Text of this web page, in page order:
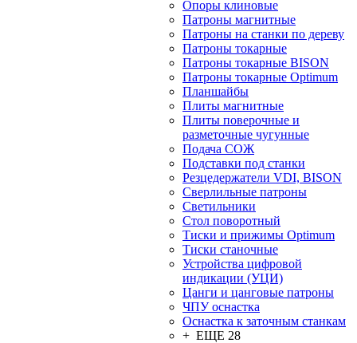
Опоры клиновые
Патроны магнитные
Патроны на станки по дереву
Патроны токарные
Патроны токарные BISON
Патроны токарные Optimum
Планшайбы
Плиты магнитные
Плиты поверочные и
разметочные чугунные
Подача СОЖ
Подставки под станки
Резцедержатели VDI, BISON
Сверлильные патроны
Светильники
Стол поворотный
Тиски и прижимы Optimum
Тиски станочные
Устройства цифровой
индикации (УЦИ)
Цанги и цанговые патроны
ЧПУ оснастка
Оснастка к заточным станкам
+ ЕЩЕ 28